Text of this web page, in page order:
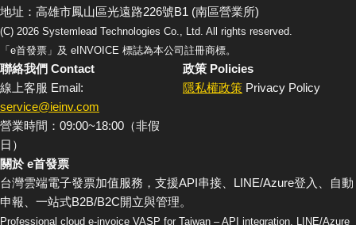
地址：高雄市鳳山區光遠路226號B1 (南區營業所)
(C) 2026 Systemlead Technologies Co., Ltd. All rights reserved.
「e首發票」及 eINVOICE 標誌為本公司註冊商標。
聯絡我們 Contact
線上客服 Email:
service@ieinv.com
營業時間：09:00~18:00（非假
日）
政策 Policies
隱私權政策 Privacy Policy
關於 e首發票
台灣雲端電子發票加值服務，支援API串接、LINE/Azure登入、自動
申報、一站式B2B/B2C開立與管理。
Professional cloud e-invoice VASP for Taiwan – API integration, LINE/Azure